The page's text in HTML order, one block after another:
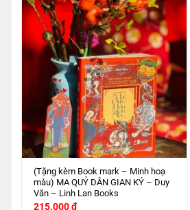
(Tặng kèm Book mark – Minh hoạ
màu) MA QUỶ DÂN GIAN KÝ – Duy
Văn – Linh Lan Books
215.000₫